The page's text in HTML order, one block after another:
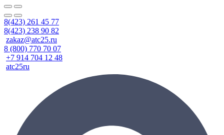
8(423) 261 45 77
8(423) 238 90 82
zakaz@atc25.ru
8 (800) 770 70 07
+7 914 704 12 48
atc25ru